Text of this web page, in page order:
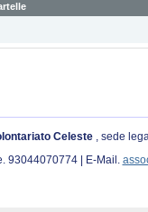
Celeste , sede
93044070774 | E-Mail.